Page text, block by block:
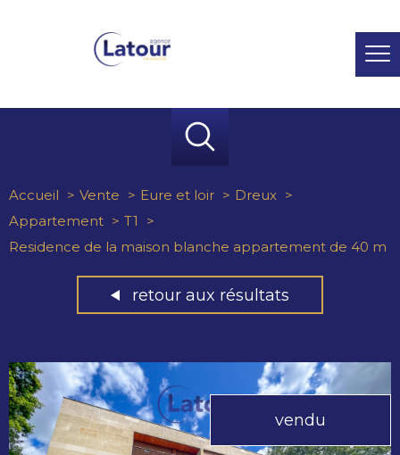
Accueil Vente Eure et loir
Dreux
Appartement
T1
Residence de la maison blanche appartement de 40 m
retour aux résultats
vendu